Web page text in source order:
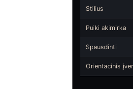
Stilius
Puiki akimirka
Spausdinti
Orientacinis